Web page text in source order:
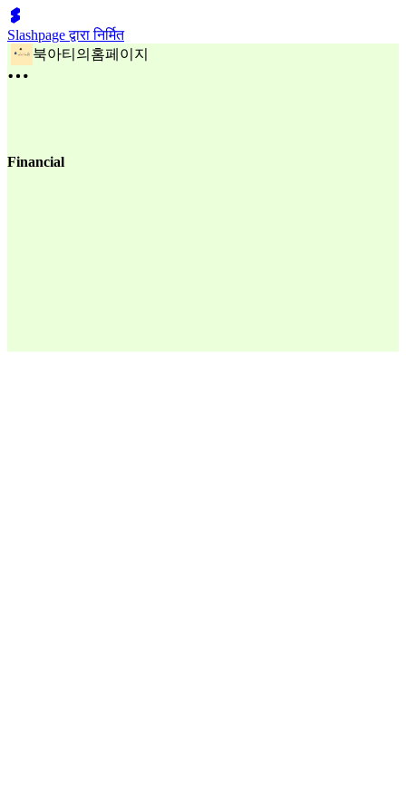
Slashpage द्वारा निर्मित
북아티의홈페이지
Financial